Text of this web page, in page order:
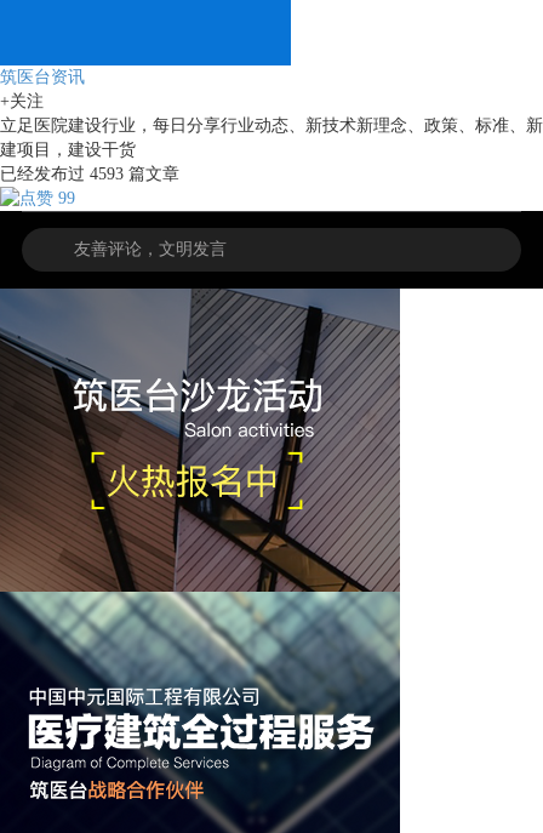
筑医台资讯
+关注
立足医院建设行业，每日分享行业动态、新技术新理念、政策、标准、新
建项目，建设干货
已经发布过 4593 篇文章
99